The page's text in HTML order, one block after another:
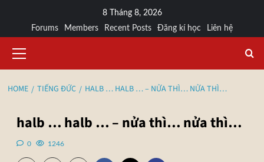
8 Tháng 8, 2026
Forums
Members Recent Posts Đăng kí học Liên hệ
HOME TIẾNG ĐỨC HALB … HALB … – NỬA THÌ… NỬA THÌ…
halb … halb … – nửa thì… nửa thì…
0 1246